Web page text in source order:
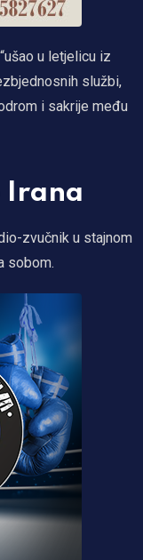
u letjelicu iz
službi,
i sakrije među
Irana
zvučnik u stajnom
sobom.